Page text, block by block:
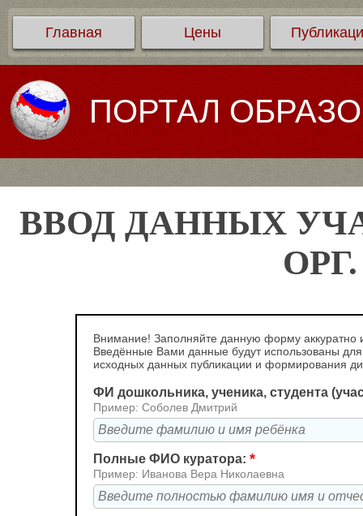
Главная Цены
ПОРТАЛ
ВВОД ДАННЫХ
Внимание! Заполняйте данную форму аккуратно
Введённые Вами данные будут использованы
исходных данных публикации и формирования
ФИ дошкольника, ученика, студента
Пример: Соболев Дмитрий
Полные ФИО куратора: *
Пример: Иванова Вера Николаевна